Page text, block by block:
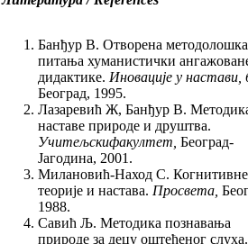
Банђур В. Отворена методолошка
питања хуманистички
дидактике. Иновације у настави,
Београд, 1995.
Лазаревић Ж, Банђур В.
наставе природе и друштва.
Учитељскифакултет Београд-
Јагодина, 2001.
Милановић-Наход С. Когнитивне
теорије и настава. Просвета,
1988.
Савић Љ. Методика познавања
природе за децу оштећеног слуха.